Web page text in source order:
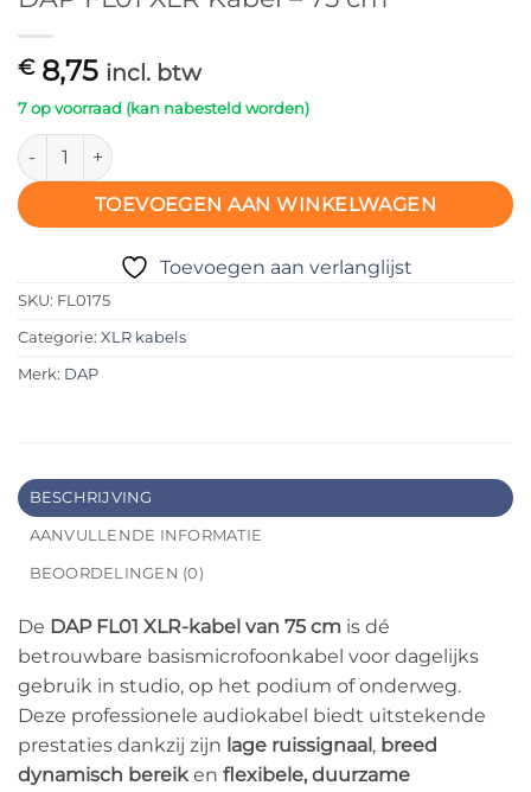
€8,75 incl. btw
7 op voorraad (kan nabesteld worden)
DAP FL01 XLR Kabel - 75 cm aantal
TOEVOEGEN AAN WINKELWAGEN
Toevoegen aan verlanglijst
SKU: FL0175
Categorie: XLR kabels
Merk: DAP
BESCHRIJVING
AANVULLENDE INFORMATIE
BEOORDELINGEN (0)
De DAP FL01 XLR-kabel van 75 cm is dé
betrouwbare basismicrofoonkabel voor dagelijks
gebruik in studio, op het podium of onderweg.
Deze professionele audiokabel biedt uitstekende
prestaties dankzij zijn lage ruissignaal , breed
dynamisch bereiken flexibele, duurzame